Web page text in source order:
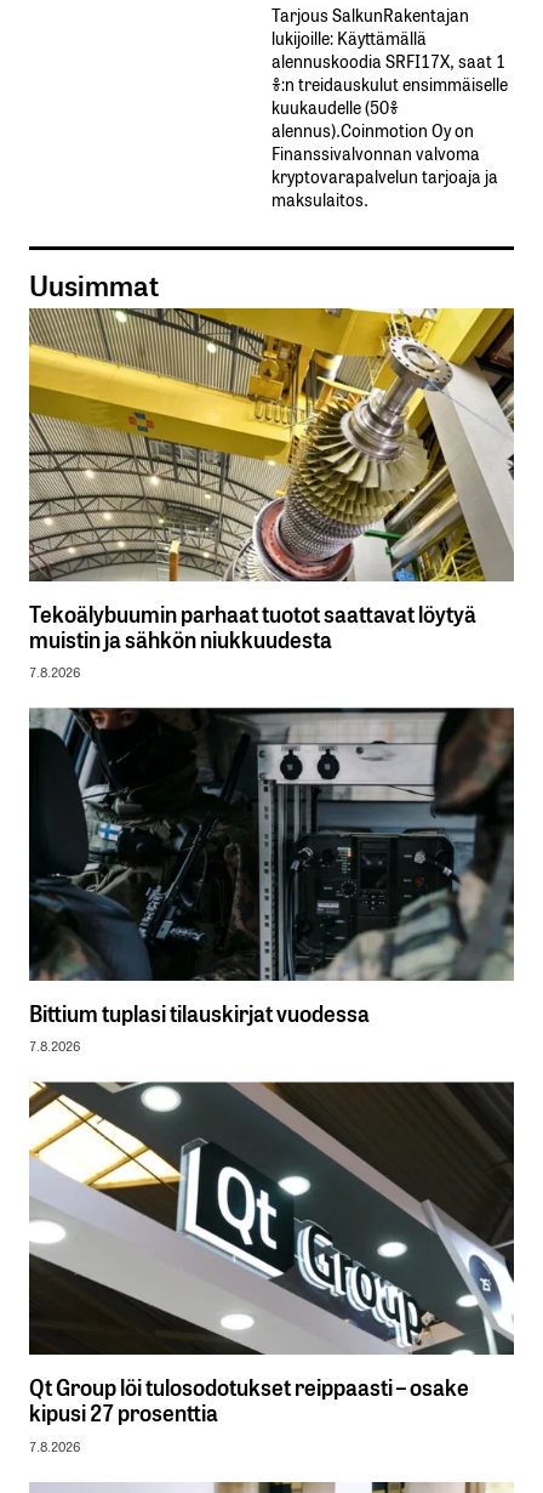
Tarjous SalkunRakentajan
lukijoille: Käyttämällä​ ​
alennuskoodia​ ​SRFI17X,​ ​saat​ ​1
%:n treidauskulut​ ​ensimmäiselle​ ​
kuukaudelle​ ​(50%​ ​
alennus).Coinmotion Oy on
Finanssivalvonnan valvoma
kryptovarapalvelun tarjoaja ja
maksulaitos.
Uusimmat
Tekoälybuumin parhaat tuotot saattavat löytyä
muistin ja sähkön niukkuudesta
7.8.2026
Bittium tuplasi tilauskirjat vuodessa
7.8.2026
Qt Group löi tulosodotukset reippaasti – osake
kipusi 27 prosenttia
7.8.2026